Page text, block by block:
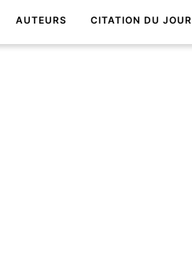
AUTEURS CITATION DU JOUR